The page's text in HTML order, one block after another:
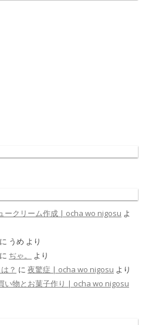
ークリーム作成 | ocha wo nigosu よ
に うめ より
に ぢゃ。
より
？ に 夜驚症 | ocha wo nigosu より
い物とお菓子作り | ocha wo nigosu